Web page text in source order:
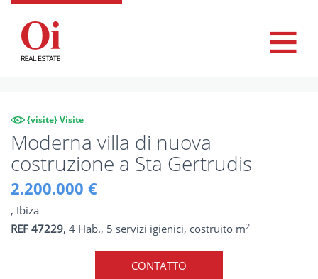
{visite} Visite
Moderna villa di nuova
costruzione a Sta Gertrudis
2.200.000 €
, Ibiza
REF 47229, 4 Hab., 5 servizi igienici, costruito m2
CONTATTO